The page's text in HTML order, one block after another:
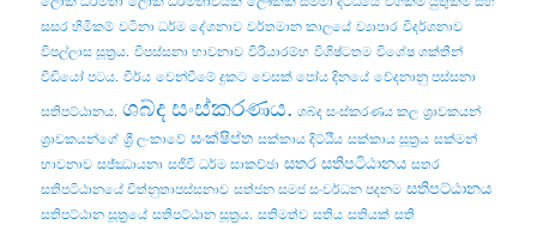
සසර හිමිකම් වටිනා ධර්ම දේශනාව වර්තමාන කාලයේ ව්‍යාපාර විදර්ශනාව
විපල්‌ලාස සූත්‍රය. විපස්සනා භාවනාව විරීයාරම්භ විශිෂ්ටතම විශේෂ ශක්තීන්
වීඩියෝ පටය. වීර්ය වෙන්වීමේ දුකට වෙසක් පෝය දිනයේ වේදනානු පස්සනා
සතිපට්ඨානය. ශබ්ද සංස්කරණය. ශබ්ද සංස්කරණය කල ශ්‍රාවකයන්
ශ්‍රාවකයන්ගේ ශ්‍රී ලංකාවේ සංක්ෂිප්ත සක්කාය දිට්ඨිය සක්කාය සූත්‍රය සක්මන්
භාවනාව සජ්ඣායනා සජීවී ධර්ම සාකච්ඡා සතර සතිපටිඨානය සතර
සතිපටිඨානයේ චිත්නුතාපස්සනාව සත්ජන සමජ සංවර්ධන පදනම සතිපට්ඨානය
සතිපට්ඨාන සූත්‍රයේ සතිපට්‌ඨාන සූත්‍රය. සතිමත්ව සතිය සතියක් සති